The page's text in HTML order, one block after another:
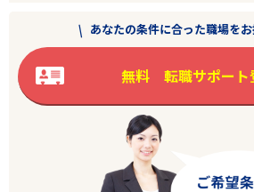
あなたの条件に合った職場を
無料 転職サポート